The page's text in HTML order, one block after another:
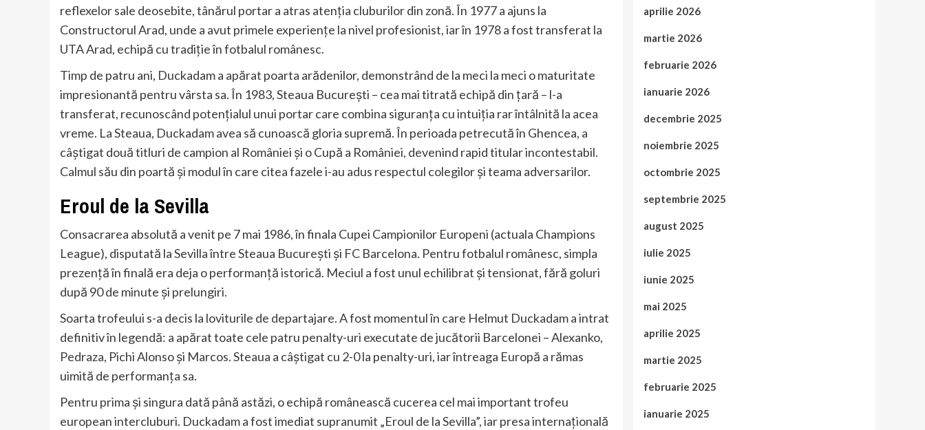
reflexelor sale deosebite, tânărul portar a atras atenția cluburilor din zonă. În 1977 a ajuns la
Constructorul Arad, unde a avut primele experiențe la nivel profesionist, iar în 1978 a fost transferat la
UTA Arad, echipă cu tradiție în fotbalul românesc.
Timp de patru ani, Duckadam a apărat poarta arădenilor, demonstrând de la meci la meci o maturitate
impresionantă pentru vârsta sa. În 1983, Steaua București – cea mai titrată echipă din țară – l-a
transferat, recunoscând potențialul unui portar care combina siguranța cu intuiția rar întâlnită la acea
vreme. La Steaua, Duckadam avea să cunoască gloria supremă. În perioada petrecută în Ghencea, a
câștigat două titluri de campion al României și o Cupă a României, devenind rapid titular incontestabil.
Calmul său din poartă și modul în care citea fazele i-au adus respectul colegilor și teama adversarilor.
Eroul de la Sevilla
Consacrarea absolută a venit pe 7 mai 1986, în finala Cupei Campionilor Europeni (actuala Champions
League), disputată la Sevilla între Steaua București și FC Barcelona. Pentru fotbalul românesc, simpla
prezență în finală era deja o performanță istorică. Meciul a fost unul echilibrat și tensionat, fără goluri
după 90 de minute și prelungiri.
Soarta trofeului s-a decis la loviturile de departajare. A fost momentul în care Helmut Duckadam a intrat
definitiv în legendă: a apărat toate cele patru penalty-uri executate de jucătorii Barcelonei – Alexanko,
Pedraza, Pichi Alonso și Marcos. Steaua a câștigat cu 2-0 la penalty-uri, iar întreaga Europă a rămas
uimită de performanța sa.
Pentru prima și singura dată până astăzi, o echipă românească cucerea cel mai important trofeu
european intercluburi. Duckadam a fost imediat supranumit „Eroul de la Sevilla”, iar presa internațională
aprilie 2026
martie 2026
februarie 2026
ianuarie 2026
decembrie 2025
noiembrie 2025
octombrie 2025
septembrie 2025
august 2025
iulie 2025
iunie 2025
mai 2025
aprilie 2025
martie 2025
februarie 2025
ianuarie 2025